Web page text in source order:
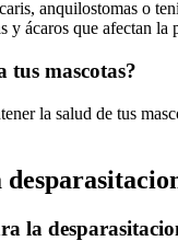
anquilostomas o
y ácaros que afectan la
tus mascotas?
la salud de tus
la